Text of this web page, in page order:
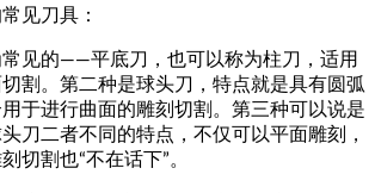
见刀具：
见的——平底刀，也可以称为柱刀，适用
割。第二种是球头刀，特点就是具有圆弧
于进行曲面的雕刻切割。第三种可以说是
刀二者不同的特点，不仅可以平面雕刻，
切割也“不在话下”。